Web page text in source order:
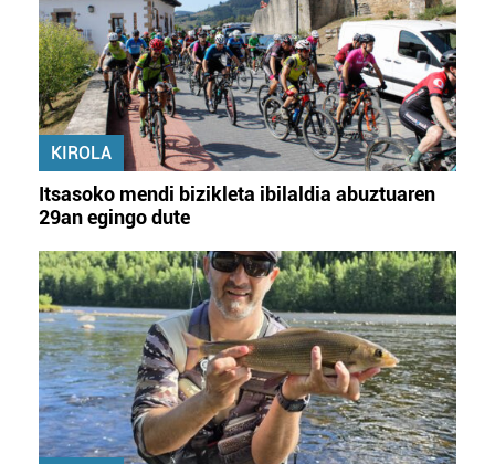
KIROLA
Itsasoko mendi bizikleta ibilaldia abuztuaren
29an egingo dute